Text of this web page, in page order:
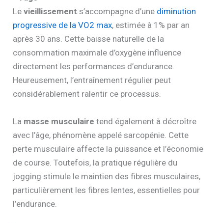
Levieillissement s’accompagne d’une diminution
progressive de la VO2 max, estimée à 1% par an
après 30 ans. Cette baisse naturelle de la
consommation maximale d’oxygène influence
directement les performances d’endurance.
Heureusement, l’entraînement régulier peut
considérablement ralentir ce processus.
La masse musculaire tend également à décroître
avec l’âge, phénomène appelé sarcopénie. Cette
perte musculaire affecte la puissance et l’économie
de course. Toutefois, la pratique régulière du
jogging stimule le maintien des fibres musculaires,
particulièrement les fibres lentes, essentielles pour
l’endurance.